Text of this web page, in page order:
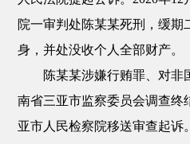
院一审判处陈某某死刑，缓
身，并处没收个人全部财产。
陈某某涉嫌行贿罪、对非
南省三亚市监察委员会调查终
亚市人民检察院移送审查起诉